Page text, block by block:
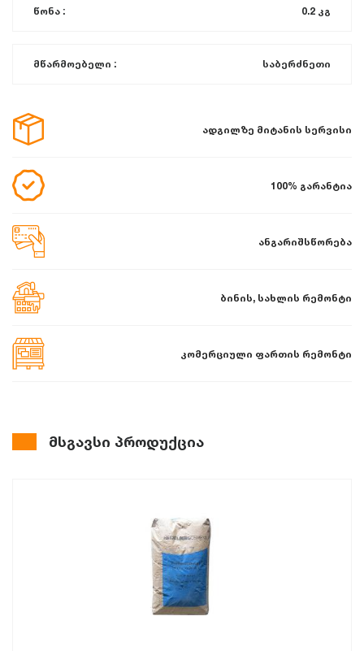
წონა : 0.2 კგ
მწარმოებელი : საბერძნეთი
ადგილზე მიტანის სერვისი
100% გარანტია
ანგარიშსწორება
ბინის, სახლის რემონტი
კომერციული ფართის რემონტი
მსგავსი პროდუქცია